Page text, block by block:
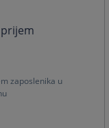
prijem
zaposlenika u